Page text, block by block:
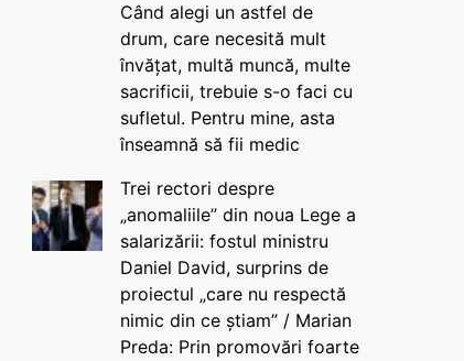
Când alegi un astfel de
drum, care necesită mult
învățat, multă muncă, multe
sacrificii, trebuie s-o faci cu
sufletul. Pentru mine, asta
înseamnă să fii medic
Trei rectori despre
„anomaliile” din noua Lege a
salarizării: fostul ministru
Daniel David, surprins de
proiectul „care nu respectă
nimic din ce știam” / Marian
Preda: Prin promovări foarte